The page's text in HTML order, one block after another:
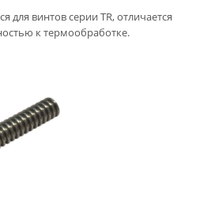
для винтов серии TR, отличается
к термообработке.